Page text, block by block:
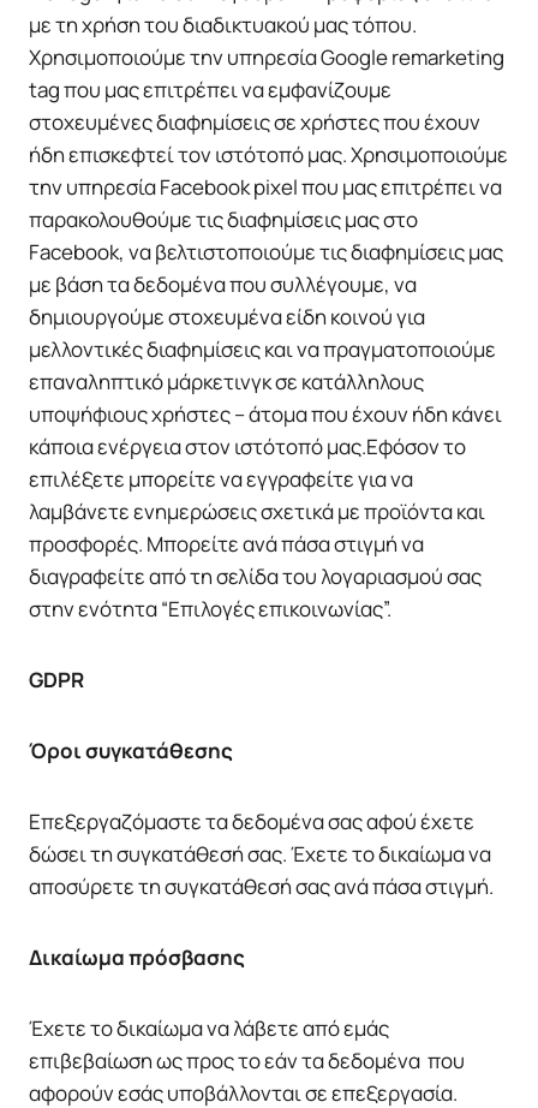
με τη χρήση του διαδικτυακού μας τόπου.
Χρησιμοποιούμε την υπηρεσία Google remarketing
tag που μας επιτρέπει να εμφανίζουμε
στοχευμένες διαφημίσεις σε χρήστες που έχουν
ήδη επισκεφτεί τον ιστότοπό μας. Χρησιμοποιούμε
την υπηρεσία Facebook pixel που μας επιτρέπει να
παρακολουθούμε τις διαφημίσεις μας στο
Facebook, να βελτιστοποιούμε τις διαφημίσεις μας
με βάση τα δεδομένα που συλλέγουμε, να
δημιουργούμε στοχευμένα είδη κοινού για
μελλοντικές διαφημίσεις και να πραγματοποιούμε
επαναληπτικό μάρκετινγκ σε κατάλληλους
υποψήφιους χρήστες – άτομα που έχουν ήδη κάνει
κάποια ενέργεια στον ιστότοπό μας.Εφόσον το
επιλέξετε μπορείτε να εγγραφείτε για να
λαμβάνετε ενημερώσεις σχετικά με προϊόντα και
προσφορές. Μπορείτε ανά πάσα στιγμή να
διαγραφείτε από τη σελίδα του λογαριασμού σας
στην ενότητα “Επιλογές επικοινωνίας”.
GDPR
Όροι συγκατάθεσης
Επεξεργαζόμαστε τα δεδομένα σας αφού έχετε
δώσει τη συγκατάθεσή σας. Έχετε το δικαίωμα να
αποσύρετε τη συγκατάθεσή σας ανά πάσα στιγμή.
Δικαίωμα πρόσβασης
Έχετε το δικαίωμα να λάβετε από εμάς
επιβεβαίωση ως προς το εάν τα δεδομένα που
αφορούν εσάς υποβάλλονται σε επεξεργασία.